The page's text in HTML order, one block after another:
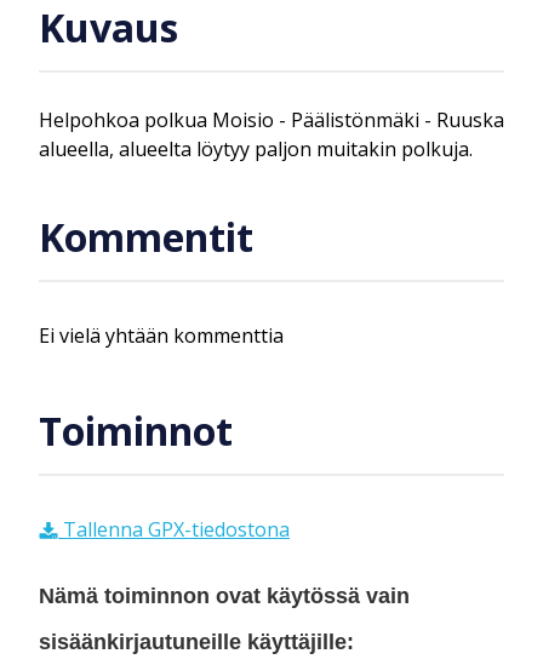
Kuvaus
Helpohkoa polkua Moisio - Päälistönmäki - Ruuska
alueella, alueelta löytyy paljon muitakin polkuja.
Kommentit
Ei vielä yhtään kommenttia
Toiminnot
Tallenna GPX-tiedostona
Nämä toiminnon ovat käytössä vain
sisäänkirjautuneille käyttäjille: